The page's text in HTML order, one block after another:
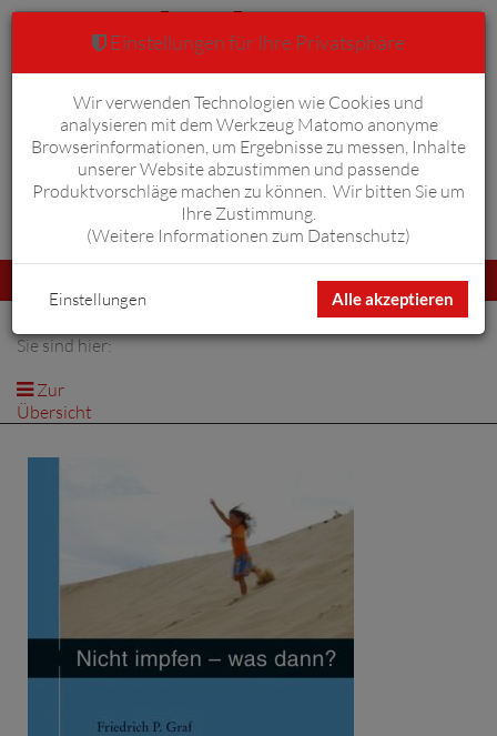
Anmelden Warenkorb 0
umschalten
Sie sind hier:
Zur
Übersicht
Einstellungen für Ihre Privatsphäre
Wir verwenden Technologien wie Cookies und
analysieren mit dem Werkzeug Matomo anonyme
Browserinformationen, um Ergebnisse zu messen, Inhalte
unserer Website abzustimmen und passende
Produktvorschläge machen zu können. Wir bitten Sie um
Ihre Zustimmung.
(Weitere Informationen zum Datenschutz)
Alle akzeptieren
Einstellungen